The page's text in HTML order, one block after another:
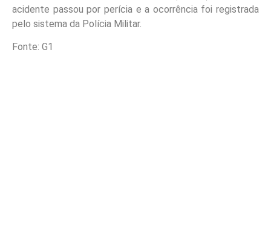
acidente passou por perícia e a ocorrência foi registrada
pelo sistema da Polícia Militar.
Fonte: G1